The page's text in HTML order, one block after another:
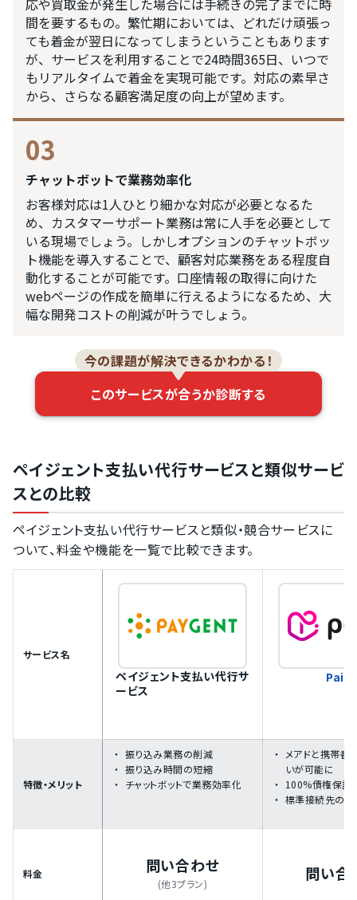
応や買取金が発生した場合には手続きの完了までに時
間を要するもの。繁忙期においては、どれだけ頑張っ
ても着金が翌日になってしまうということもあります
が、サービスを利用することで24時間365日、いつで
もリアルタイムで着金を実現可能です。対応の素早さ
から、さらなる顧客満足度の向上が望めます。
03
チャットボットで業務効率化
お客様対応は1人ひとり細かな対応が必要となるた
め、カスタマーサポート業務は常に人手を必要として
いる現場でしょう。しかしオプションのチャットボッ
ト機能を導入することで、顧客対応業務をある程度自
動化することが可能です。口座情報の取得に向けた
webページの作成を簡単に行えるようになるため、大
幅な開発コストの削減が叶うでしょう。
今の課題が解決できるかわかる！
このサービスが合うか診断する
ペイジェント支払い代行サービスと類似サービ
スとの比較
ペイジェント支払い代行サービスと類似・競合サービスに
ついて、料金や機能を一覧で比較できます。
サービス名
ペイジェント支払い代行サ
ービス
特徴・メリット
振り込み業務の削減
振り込み時間の短縮
チャットボットで業務効率化
メアドと携帯番
いが可能に
100%債権保証
標準接続先のカ
料金 問い合わせ
(他3プラン)
問い合